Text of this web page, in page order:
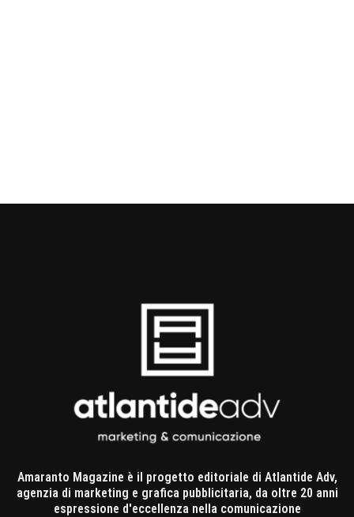
Amaranto Magazine è il progetto editoriale di Atlantide Adv,
agenzia di marketing e grafica pubblicitaria, da oltre 20 anni
espressione d'eccellenza nella comunicazione